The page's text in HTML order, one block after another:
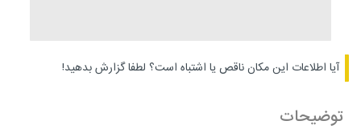
آیا اطلاعات این مکان ناقص یا اشتباه است؟ لطفا گزارش بدهید!
توضیحات